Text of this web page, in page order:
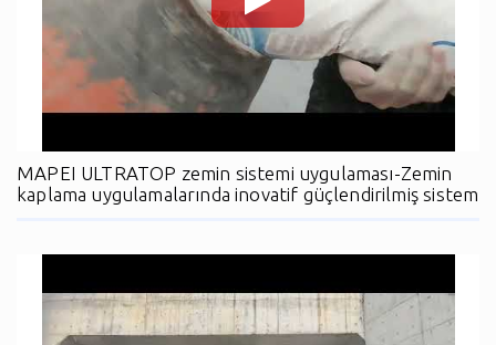
MAPEI ULTRATOP zemin sistemi uygulaması-Zemin
kaplama uygulamalarında inovatif güçlendirilmiş sistem